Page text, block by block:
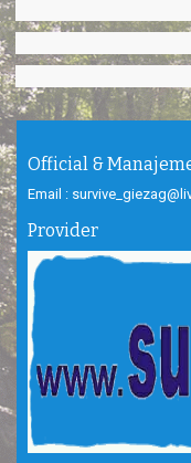
Official &
Email :
Provider